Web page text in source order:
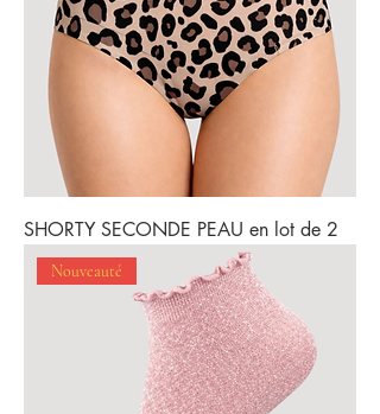
SHORTY SECONDE PEAU en lot de 2
Nouveauté